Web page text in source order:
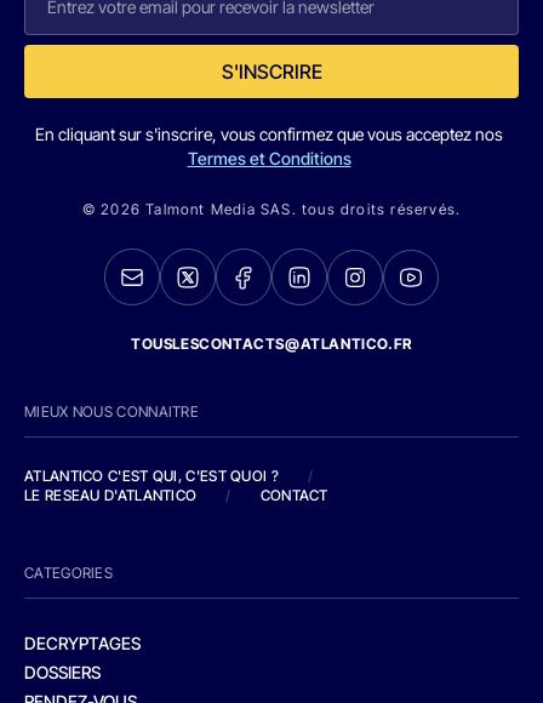
S'INSCRIRE
En cliquant sur s'inscrire, vous confirmez que vous acceptez nos
Termes et Conditions
© 2026 Talmont Media SAS. tous droits réservés.
TOUSLESCONTACTS@ATLANTICO.FR
MIEUX NOUS CONNAITRE
ATLANTICO C'EST QUI, C'EST QUOI ?
/
LE RESEAU D'ATLANTICO
/ CONTACT
CATEGORIES
DECRYPTAGES
DOSSIERS